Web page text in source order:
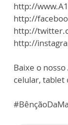
http://
http://
http://
http://
Baixe o
celular, tablet